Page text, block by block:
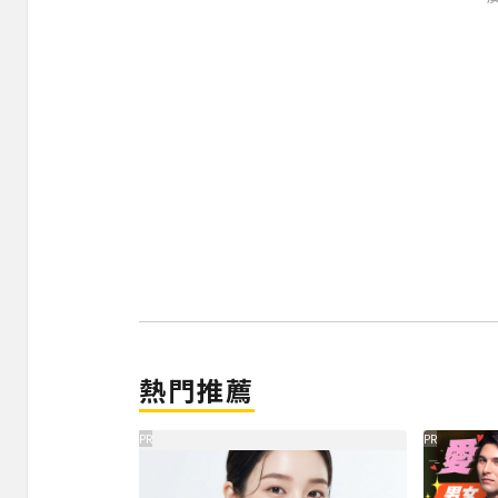
熱門推薦
PR PR